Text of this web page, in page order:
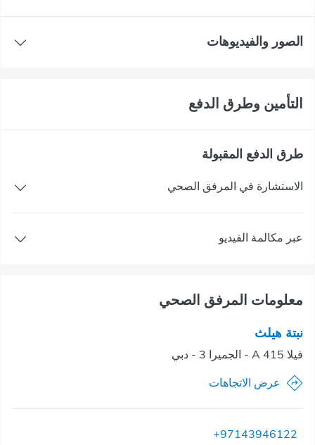
الصور والفيديوهات
التأمين وطرق الدفع
طرق الدفع المقبولة
الاستشارة في المرفق الصحي
عبر مكالمة الفيديو
معلومات المرفق الصحي
نبتة هيلث
فيلا 415 A - الجميرا 3 - دبي
عرض الاتجاهات
+97143946122